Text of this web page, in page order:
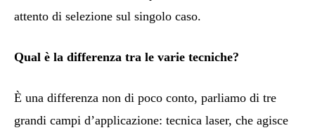
attento di selezione sul singolo caso.
Qual è la differenza tra le varie tecniche?
È una differenza non di poco conto, parliamo di tre
grandi campi d’applicazione: tecnica laser, che agisce